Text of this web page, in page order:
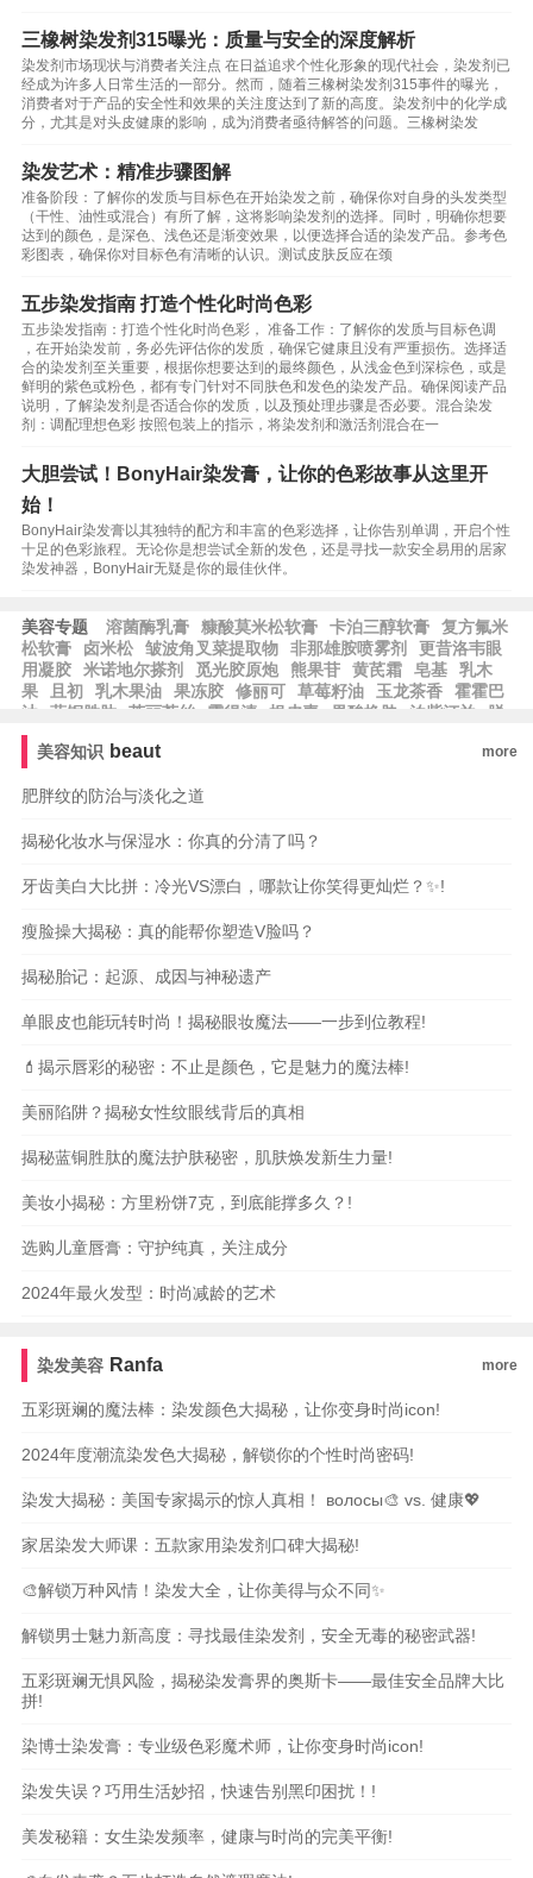
三橡树染发剂315曝光：质量与安全的深度解析
染发剂市场现状与消费者关注点 在日益追求个性化形象的现代社会，染发剂已
经成为许多人日常生活的一部分。然而，随着三橡树染发剂315事件的曝光，
消费者对于产品的安全性和效果的关注度达到了新的高度。染发剂中的化学成
分，尤其是对头皮健康的影响，成为消费者亟待解答的问题。三橡树染发
染发艺术：精准步骤图解
准备阶段：了解你的发质与目标色在开始染发之前，确保你对自身的头发类型
（干性、油性或混合）有所了解，这将影响染发剂的选择。同时，明确你想要
达到的颜色，是深色、浅色还是渐变效果，以便选择合适的染发产品。参考色
彩图表，确保你对目标色有清晰的认识。测试皮肤反应在颈
五步染发指南 打造个性化时尚色彩
五步染发指南：打造个性化时尚色彩， 准备工作：了解你的发质与目标色调
，在开始染发前，务必先评估你的发质，确保它健康且没有严重损伤。选择适
合的染发剂至关重要，根据你想要达到的最终颜色，从浅金色到深棕色，或是
鲜明的紫色或粉色，都有专门针对不同肤色和发色的染发产品。确保阅读产品
说明，了解染发剂是否适合你的发质，以及预处理步骤是否必要。混合染发
剂：调配理想色彩 按照包装上的指示，将染发剂和激活剂混合在一
大胆尝试！BonyHair染发膏，让你的色彩故事从这里开
始！
BonyHair染发膏以其独特的配方和丰富的色彩选择，让你告别单调，开启个性
十足的色彩旅程。无论你是想尝试全新的发色，还是寻找一款安全易用的居家
染发神器，BonyHair无疑是你的最佳伙伴。
美容专题 溶菌酶乳膏 糠酸莫米松软膏 卡泊三醇软膏
复方氟米
松软膏
卤米松 皱波角叉菜提取物 非那雄胺喷雾剂
更昔洛韦眼
用凝胶
米诺地尔搽剂 觅光胶原炮 熊果苷 黄芪霜 皂基
乳木
果
且初 乳木果油 果冻胶 修丽可 草莓籽油 玉龙茶香
霍霍巴
油
蓝铜胜肽 芙丽芳丝 露得清 根皮素 果酸换肤 泊紫汀兰
脱
羧肌肽
氏
雅漾 whoo后
MAC魅
美容知识 beaut more
肥胖纹的防治与淡化之道
揭秘化妆水与保湿水：你真的分清了吗？
牙齿美白大比拼：冷光VS漂白，哪款让你笑得更灿烂？✨!
瘦脸操大揭秘：真的能帮你塑造V脸吗？
揭秘胎记：起源、成因与神秘遗产
单眼皮也能玩转时尚！揭秘眼妆魔法——一步到位教程!
💄揭示唇彩的秘密：不止是颜色，它是魅力的魔法棒!
美丽陷阱？揭秘女性纹眼线背后的真相
揭秘蓝铜胜肽的魔法护肤秘密，肌肤焕发新生力量!
美妆小揭秘：方里粉饼7克，到底能撑多久？!
选购儿童唇膏：守护纯真，关注成分
2024年最火发型：时尚减龄的艺术
染发美容 Ranfa more
五彩斑斓的魔法棒：染发颜色大揭秘，让你变身时尚icon!
2024年度潮流染发色大揭秘，解锁你的个性时尚密码!
染发大揭秘：美国专家揭示的惊人真相！ волосы🎨 vs. 健康💖
家居染发大师课：五款家用染发剂口碑大揭秘!
🎨解锁万种风情！染发大全，让你美得与众不同✨
解锁男士魅力新高度：寻找最佳染发剂，安全无毒的秘密武器!
五彩斑斓无惧风险，揭秘染发膏界的奥斯卡——最佳安全品牌大比
拼!
染博士染发膏：专业级色彩魔术师，让你变身时尚icon!
染发失误？巧用生活妙招，快速告别黑印困扰！!
美发秘籍：女生染发频率，健康与时尚的完美平衡!